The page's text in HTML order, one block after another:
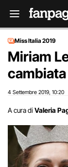
Miss Italia 2019
Miriam
4 Settembre 2019 10:20
A cura di Valeria